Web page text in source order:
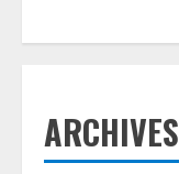
ARCHIVES